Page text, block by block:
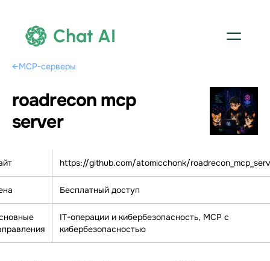
Chat AI
←MCP-серверы
roadrecon mcp
server
https://github.com/atomicchonk/
Бесплатный доступ
IT-операции и кибербезопасность, МСР с
кибербезопасностью